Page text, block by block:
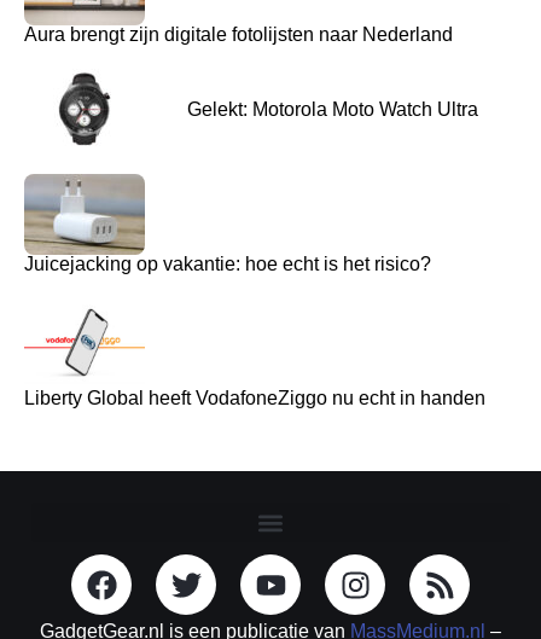
Aura brengt zijn digitale fotolijsten naar Nederland
Gelekt: Motorola Moto Watch Ultra
Juicejacking op vakantie: hoe echt is het risico?
Liberty Global heeft VodafoneZiggo nu echt in handen
GadgetGear.nl is een publicatie van MassMedium.nl –